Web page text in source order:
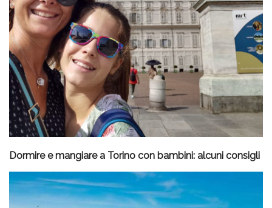
Dormire e mangiare a Torino con bambini: alcuni consigli